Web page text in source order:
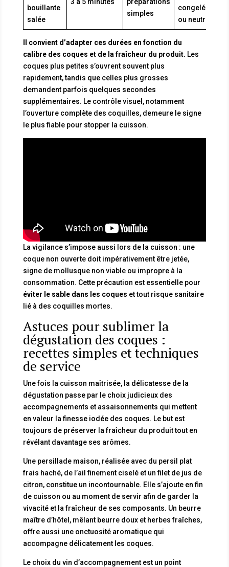
bouillante
salée
simples
congelées
ou neutres
Il convient d’adapter ces durées en fonction du
calibre des coques et de la fraîcheur du produit. Les
coques plus petites s’ouvrent souvent plus
rapidement, tandis que celles plus grosses
demandent parfois quelques secondes
supplémentaires. Le contrôle visuel, notamment
l’ouverture complète des coquilles, demeure le signe
le plus fiable pour stopper la cuisson.
La vigilance s’impose aussi lors de la cuisson : une
coque non ouverte doit impérativement être jetée,
signe de mollusque non viable ou impropre à la
consommation. Cette précaution est essentielle pour
éviter le sable dans les coques et tout risque sanitaire
lié à des coquilles mortes.
Astuces pour sublimer la
dégustation des coques :
recettes simples et techniques
de service
Une fois la cuisson maîtrisée, la délicatesse de la
dégustation passe par le choix judicieux des
accompagnements et assaisonnements qui mettent
en valeur la finesse iodée des coques. Le but est
toujours de préserver la fraîcheur du produit tout en
révélant davantage ses arômes.
Une persillade maison, réalisée avec du persil plat
frais haché, de l’ail finement ciselé et un filet de jus de
citron, constitue un incontournable. Elle s’ajoute en fin
de cuisson ou au moment de servir afin de garder la
vivacité et la fraîcheur de ses composants. Un beurre
maître d’hôtel, mêlant beurre doux et herbes fraîches,
offre aussi une onctuosité aromatique qui
accompagne délicatement les coques.
Le choix du vin d’accompagnement est un point